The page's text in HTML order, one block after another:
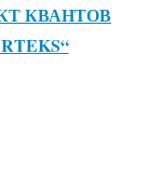
КВАНТОВ